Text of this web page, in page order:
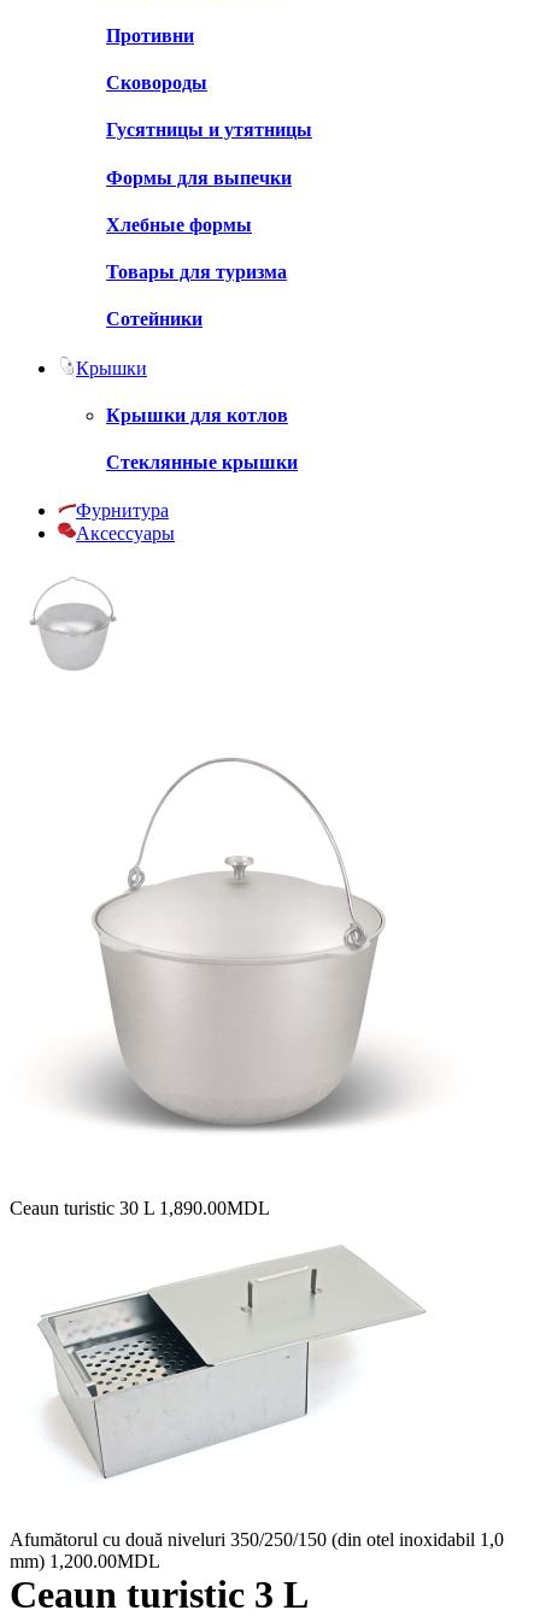
Противни
Сковороды
Гусятницы и утятницы
Формы для выпечки
Хлебные формы
Товары для туризма
Сотейники
Крышки
Крышки для котлов
Стеклянные крышки
Фурнитура
Аксессуары
Ceaun turistic 30 L 1,890.00MDL
Afumătorul cu două niveluri 350/250/150 (din otel inoxidabil 1,0
mm) 1,200.00MDL
Ceaun turistic 3 L